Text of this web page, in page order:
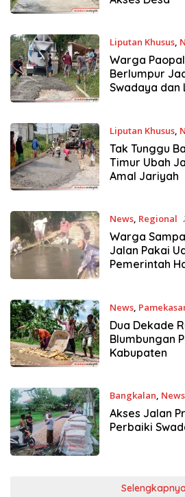
Liputan Khusus,
Warga
Berlumpur
Swadaya dan
Liputan Khusus,
Tak Tunggu
Timur Ubah
Amal Jariyah
News, Regional
Warga
Jalan Pakai
Pemerintah
News,
Dua Dekade
Blumbungan
Kabupaten
Bangkalan, News
Akses Jalan
Perbaiki
Selengkapnya